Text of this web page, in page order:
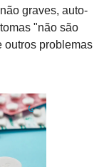
graves, auto-
"não são
outros problemas